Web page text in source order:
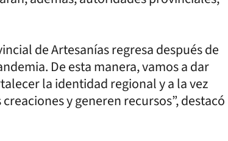
de Artesanías regresa después de
De esta manera, vamos a dar
la identidad regional y a la vez
y generen recursos”, destacó